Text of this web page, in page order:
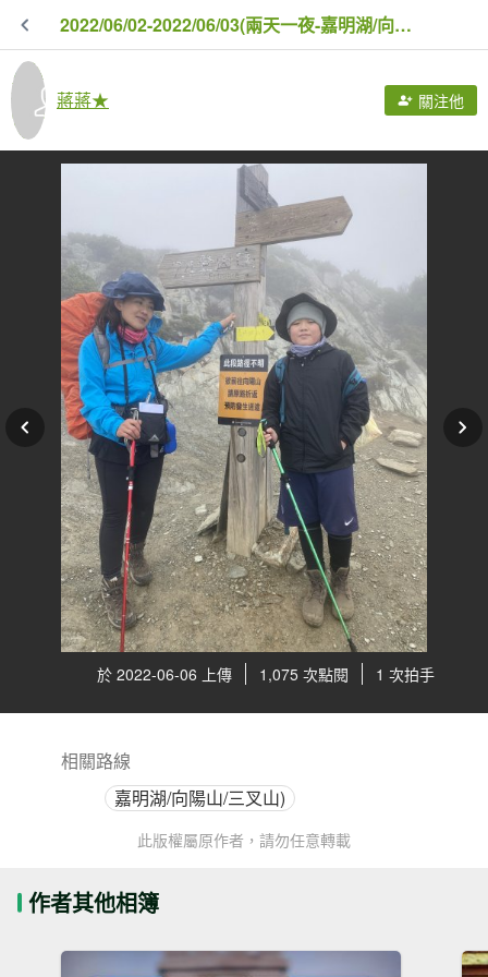
2022/06/02-2022/06/03(兩天一夜-嘉明湖/向陽山/三叉山)
蔣蔣★ 關注他
於 2022-06-06 上傳 1,075 次點閱 1 次拍手
相關路線
嘉明湖/向陽山/三叉山)
此版權屬原作者，請勿任意轉載
作者其他相簿